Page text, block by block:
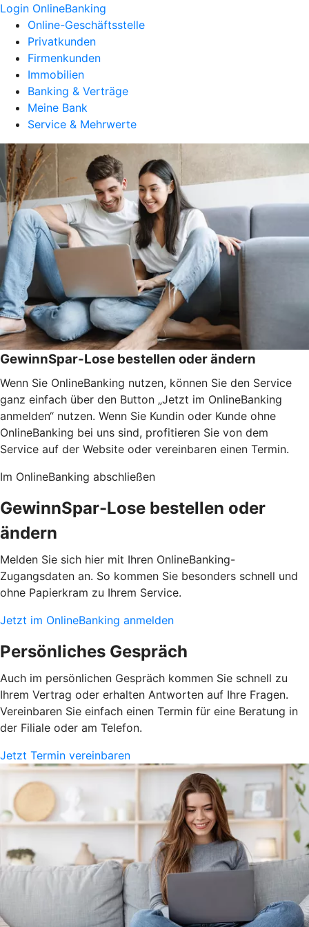
Login OnlineBanking
Online-Geschäftsstelle
Privatkunden
Firmenkunden
Immobilien
Banking & Verträge
Meine Bank
Service & Mehrwerte
GewinnSpar-Lose bestellen oder ändern
Wenn Sie OnlineBanking nutzen, können Sie den Service
ganz einfach über den Button „Jetzt im OnlineBanking
anmelden“ nutzen. Wenn Sie Kundin oder Kunde ohne
OnlineBanking bei uns sind, profitieren Sie von dem
Service auf der Website oder vereinbaren einen Termin.
Im OnlineBanking abschließen
GewinnSpar-Lose bestellen oder
ändern
Melden Sie sich hier mit Ihren OnlineBanking-
Zugangsdaten an. So kommen Sie besonders schnell und
ohne Papierkram zu Ihrem Service.
Jetzt im OnlineBanking anmelden
Persönliches Gespräch
Auch im persönlichen Gespräch kommen Sie schnell zu
Ihrem Vertrag oder erhalten Antworten auf Ihre Fragen.
Vereinbaren Sie einfach einen Termin für eine Beratung in
der Filiale oder am Telefon.
Jetzt Termin vereinbaren